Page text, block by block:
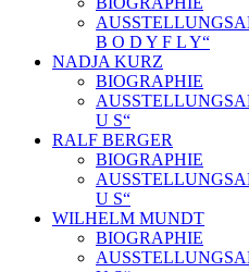
B O D Y F L Y“
NADJA KURZ
BIOGRAPHIE
U S“
RALF BERGER
BIOGRAPHIE
U S“
WILHELM MUNDT
BIOGRAPHIE